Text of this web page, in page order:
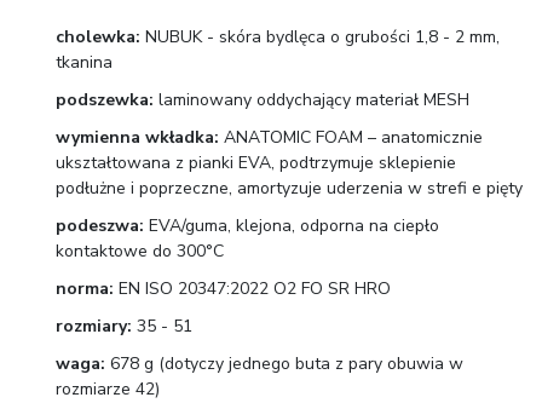
cholewka: NUBUK - skóra bydlęca o grubości 1,8 - 2 mm,
tkanina
podszewka: laminowany oddychający materiał MESH
wymienna wkładka: ANATOMIC FOAM – anatomicznie
ukształtowana z pianki EVA, podtrzymuje sklepienie
podłużne i poprzeczne, amortyzuje uderzenia w strefi e pięty
podeszwa: EVA/guma, klejona, odporna na ciepło
kontaktowe do 300°C
norma: EN ISO 20347:2022 O2 FO SR HRO
rozmiary: 35 - 51
waga: 678 g (dotyczy jednego buta z pary obuwia w
rozmiarze 42)